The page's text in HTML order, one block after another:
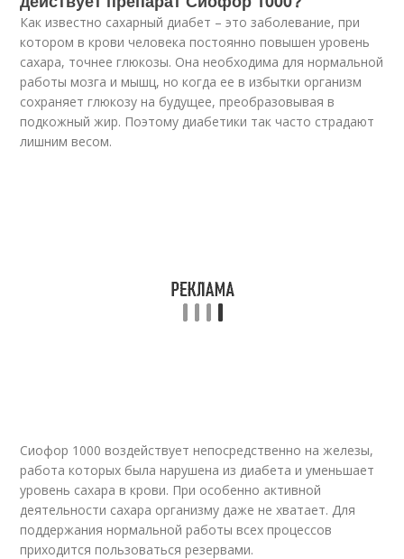
Как известно сахарный диабет – это заболевание, при
котором в крови человека постоянно повышен уровень
сахара, точнее глюкозы. Она необходима для нормальной
работы мозга и мышц, но когда ее в избытки организм
сохраняет глюкозу на будущее, преобразовывая в
подкожный жир. Поэтому диабетики так часто страдают
лишним весом.
Сиофор 1000 воздействует непосредственно на железы,
работа которых была нарушена из диабета и уменьшает
уровень сахара в крови. При особенно активной
деятельности сахара организму даже не хватает. Для
поддержания нормальной работы всех процессов
приходится пользоваться резервами.